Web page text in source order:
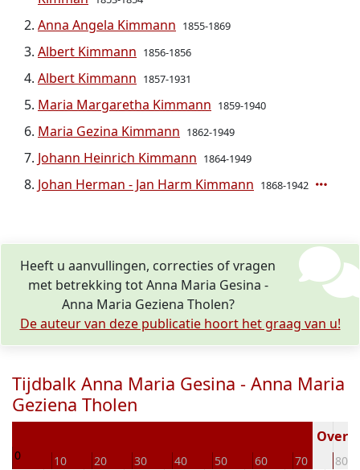
Anna Angela Kimmann 1855-1869
Albert Kimmann 1856-1856
Albert Kimmann 1857-1931
Maria Margaretha Kimmann 1859-1940
Maria Gezina Kimmann 1862-1949
Johann Heinrich Kimmann 1864-1949
Johan Herman - Jan Harm Kimmann 1868-1942
Heeft u aanvullingen, correcties of vragen
met betrekking tot Anna Maria Gesina -
Anna Maria Geziena Tholen?
De auteur van deze publicatie hoort het graag van u!
Tijdbalk Anna Maria Gesina - Anna Maria
Geziena Tholen
0 10 20 30 40 50 60 70 80